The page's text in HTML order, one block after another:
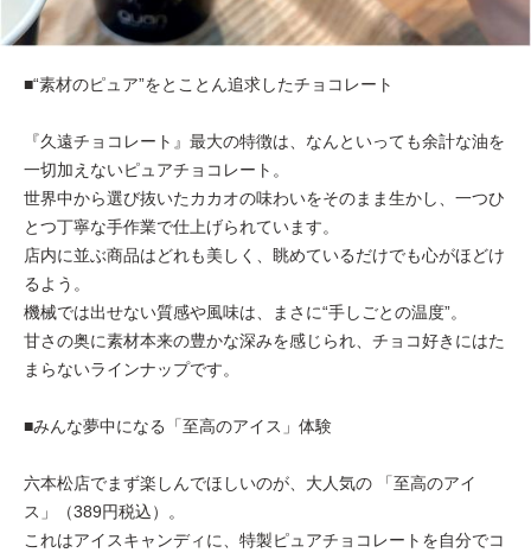
■“素材のピュア”をとことん追求したチョコレート
『久遠チョコレート』最大の特徴は、なんといっても余計な油を
一切加えないピュアチョコレート。
世界中から選び抜いたカカオの味わいをそのまま生かし、一つひ
とつ丁寧な手作業で仕上げられています。
店内に並ぶ商品はどれも美しく、眺めているだけでも心がほどけ
るよう。
機械では出せない質感や風味は、まさに“手しごとの温度”。
甘さの奥に素材本来の豊かな深みを感じられ、チョコ好きにはた
まらないラインナップです。
■みんな夢中になる「至高のアイス」体験
六本松店でまず楽しんでほしいのが、大人気の 「至高のアイ
ス」（389円税込）。
これはアイスキャンディに、特製ピュアチョコレートを自分でコ